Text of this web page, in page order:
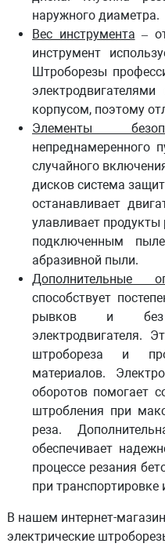
наружного диаметра.
Вес инструмента –
инструмент
Штроборезы
корпусом, поэтому
Элементы
непреднамеренного
случайного
дисков система
останавливает
улавливает
подключенным
абразивной пыли.
Дополнительные
способствует
рывков и без
электродвигателя.
штробореза и
материалов.
оборотов помогает
штробления при
реза.
обеспечивает
процессе резания
при транспортировке
В нашем интернет-
электрические